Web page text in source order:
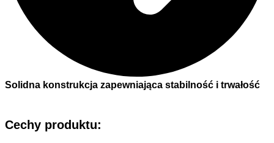
Solidna konstrukcja zapewniająca stabilność i trwałość
Cechy produktu: